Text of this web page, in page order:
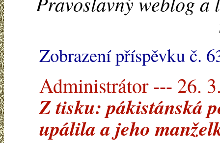
Zobrazení příspěvku č.
Administrátor --- 26.
Z tisku: pákistánská
upálila a jeho